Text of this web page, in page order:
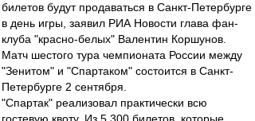
билетов будут продаваться в Санкт-Петербурге
в день игры, заявил РИА Новости глава фан-
клуба "красно-белых" Валентин Коршунов.
Матч шестого тура чемпионата России между
"Зенитом" и "Спартаком" состоится в Санкт-
Петербурге 2 сентября.
"Спартак" реализовал практически всю